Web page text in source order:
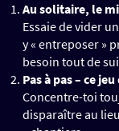
Au solitaire, le
Essaie de vider
y « entreposer »
besoin tout de
Pas à pas – ce
Concentre-toi
disparaître au